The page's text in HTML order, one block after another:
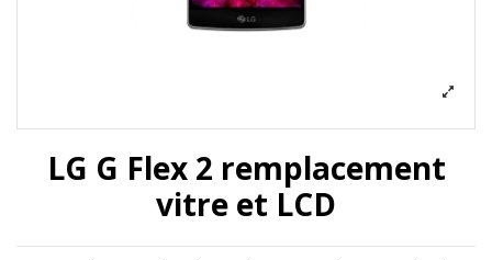
LG G Flex 2 remplacement
vitre et LCD